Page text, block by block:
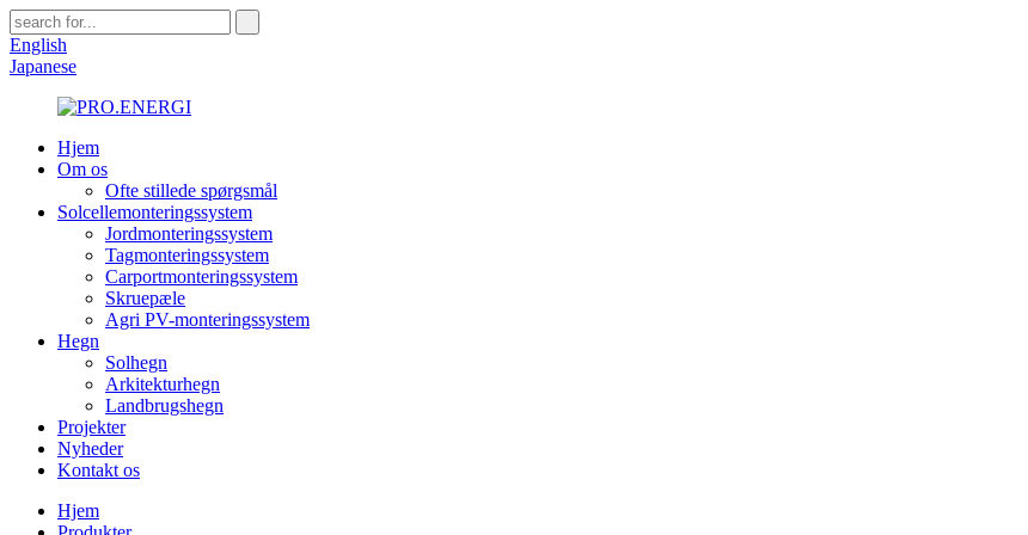
English
Japanese
Hjem
Om os
Ofte stillede spørgsmål
Solcellemonteringssystem
Jordmonteringssystem
Tagmonteringssystem
Carportmonteringssystem
Skruepæle
Agri PV-monteringssystem
Hegn
Solhegn
Arkitekturhegn
Landbrugshegn
Projekter
Nyheder
Kontakt os
Hjem